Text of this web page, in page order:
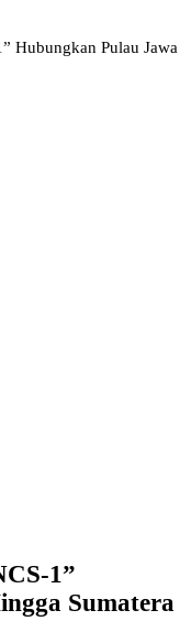
Hubungkan Pulau Jawa
1”
Sumatera